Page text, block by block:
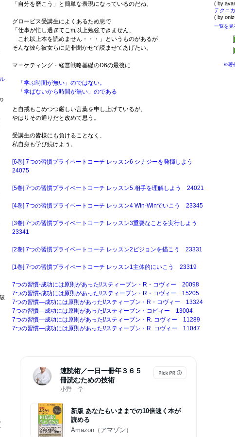
「自分を磨こう」と簡単な表現になっているのだね。
グロービス受講生によくあるため息で
「仕事が忙し過ぎてこれ以上勉強できません、
これ以上本を読めません・・・」というものがあるが
そんな彼ら彼女らに是非聞かせて読ませてあげたい。
マーケティング・経営戦略基礎のD6の最後に
「学ぶ時間が無い」のではない。
「学ばないから時間が無い」のである
と自戒もこめつつ厳しい言葉を申し上げているが、
やはりその通りだと改めて思う。
受講生の皆様にも負けることなく、
私自身も学び続けよう。
[6巻] 7つの習慣プライベートコーチ レッスン6 シナジーを発揮しよう
24075
[5巻] 7つの習慣プライベートコーチ レッスン5 相手を理解しよう 24021
[4巻] 7つの習慣プライベートコーチ レッスン4 Win-Winでいこう 23345
[3巻] 7つの習慣プライベートコーチ レッスン3重要なことを実行しよう
23341
[2巻] 7つの習慣プライベートコーチ レッスン2ビジョンを描こう 23331
[1巻] 7つの習慣プライベートコーチ レッスン1主体的にいこう 23319
7つの習慣-成功には原則があった!/スティーブン・R・コヴィー 20098
7つの習慣-成功には原則があった!/スティーブン・R・コヴィー 15205
7つの習慣―成功には原則があった!/スティーブン・R・コヴィー 13324
7つの習慣―成功には原則があった!/スティーブン・コビィー 13004
7つの習慣―成功には原則があった!/スティーブン・R. コヴィー 11289
7つの習慣―成功には原則があった!/スティーブン・R. コヴィー 11047
速読術／一日一冊年３６５
冊読むための技術
小野 学
新版 あなたもいままでの10倍速く本が
読める
Amazon（アマゾン）
( by
( by
一覧を見
※著